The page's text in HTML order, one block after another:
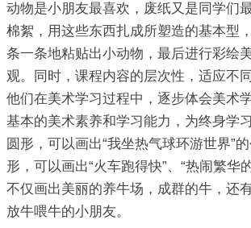
动物是小朋友最喜欢，废纸又是同学们
棉絮，用这些东西扎成所塑造的基本型
条一条地粘贴出小动物，最后进行彩绘
观。同时，课程内容的层次性，适应不
他们在美术学习过程中，逐步体会美术
基本的美术素养和学习能力，为终身学
圆形，可以画出“我坐热气球环游世界”
形，可以画出“火车跑得快”、“热闹繁华
不仅画出美丽的养牛场，成群的牛，还
放牛喂牛的小朋友。